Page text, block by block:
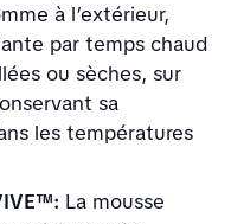
à l’extérieur,
par temps chaud
ou sèches, sur
sa
les températures
La mousse